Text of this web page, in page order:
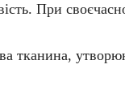
При
тканина,